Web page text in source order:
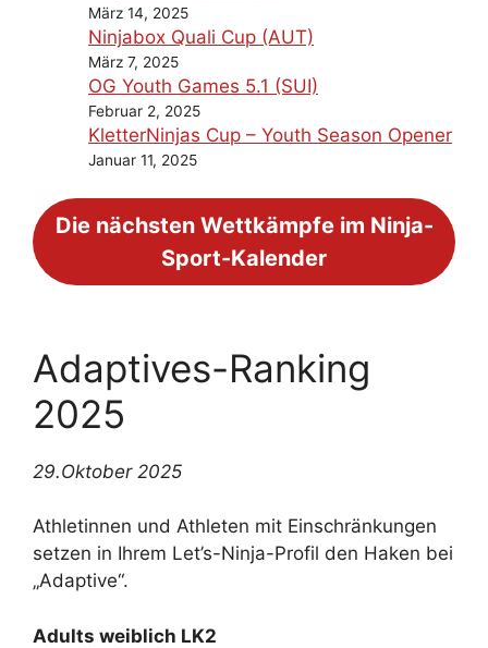
März 14, 2025
Ninjabox Quali Cup (AUT)
März 7, 2025
OG Youth Games 5.1 (SUI)
Februar 2, 2025
KletterNinjas Cup – Youth Season Opener
Januar 11, 2025
Die nächsten Wettkämpfe im Ninja-
Sport-Kalender
Adaptives-Ranking
2025
29.Oktober 2025
Athletinnen und Athleten mit Einschränkungen
setzen in Ihrem Let’s-Ninja-Profil den Haken bei
„Adaptive“.
Adults weiblich LK2